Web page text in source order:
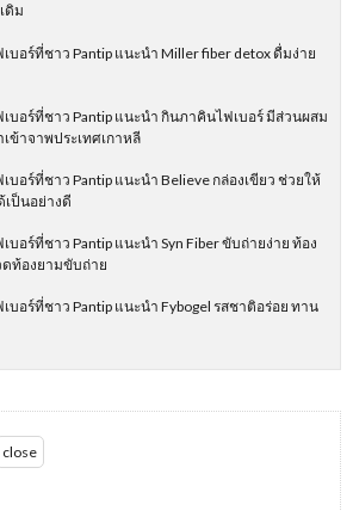
ดิม
เบอร์ที่ชาว Pantip แนะนำ Miller fiber detox ดื่มง่าย
เบอร์ที่ชาว Pantip แนะนำ กินภาคินไฟเบอร์ มีส่วนผสม
ข้าจาพประเทศเกาหลี
เบอร์ที่ชาว Pantip แนะนำ Believe กล่องเขียว ช่วยให้
ป็นอย่างดี
บอร์ที่ชาว Pantip แนะนำ Syn Fiber ขับถ่ายง่าย ท้อง
ท้องยามขับถ่าย
เบอร์ที่ชาว Pantip แนะนำ Fybogel รสชาติอร่อย ทาน